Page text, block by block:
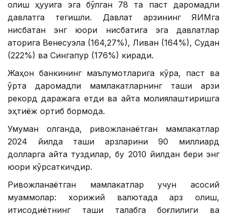
олиш ҳуқуқига эга бўлган 78 та паст даромадли
давлатга тегишли. Давлат қарзининг ЯИМга
нисбатан энг юқори нисбатига эга давлатлар
қаторига Венесуэла (164,27%), Ливан (164%), Судан
(222%) ва Сингапур (176%) киради.
Жаҳон банкининг маълумотларига кўра, паст ва
ўрта даромадли мамлакатларнинг ташқи қарзи
рекорд даражага етди ва қайта молиялаштиришга
эҳтиёж ортиб бормоқда.
Умуман олганда, ривожланаётган мамлакатлар
2024 йилда ташқи қарзларини 90 миллиард
долларга қайта туздилар, бу 2010 йилдан бери энг
юқори кўрсаткичдир.
Ривожланаётган мамлакатлар учун асосий
муаммолар: хорижий валютада қарз олиш,
иқтисодиётнинг ташқи талабга боғлиқлиги ва